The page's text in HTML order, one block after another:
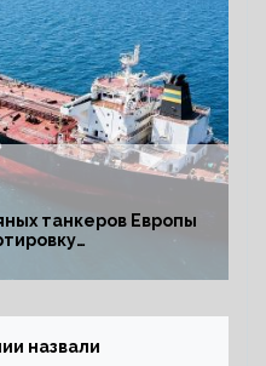
танкеров Европы
назвали